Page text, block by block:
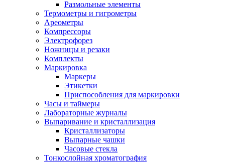
Размольные элементы
Термометры и гигрометры
Ареометры
Компрессоры
Электрофорез
Ножницы и резаки
Комплекты
Маркировка
Маркеры
Этикетки
Приспособления для маркировки
Часы и таймеры
Лабораторные журналы
Выпаривание и кристаллизация
Кристаллизаторы
Выпарные чашки
Часовые стекла
Тонкослойная хроматография